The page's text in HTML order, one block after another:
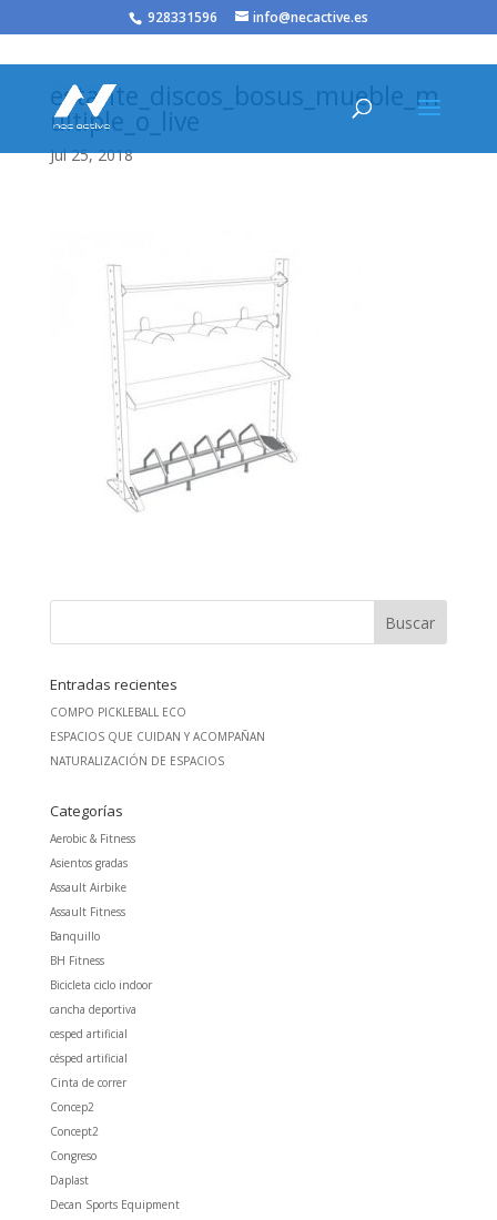
/* JS para menú plegable móvil Divi */
928331596 info@necactive.es
estante_discos_bosus_mueble_m
ultiple_o_live
Jul 25, 2018
Entradas recientes
COMPO PICKLEBALL ECO
ESPACIOS QUE CUIDAN Y ACOMPAÑAN
NATURALIZACIÓN DE ESPACIOS
Categorías
Aerobic & Fitness
Asientos gradas
Assault Airbike
Assault Fitness
Banquillo
BH Fitness
Bicicleta ciclo indoor
cancha deportiva
cesped artificial
césped artificial
Cinta de correr
Concep2
Concept2
Congreso
Daplast
Decan Sports Equipment